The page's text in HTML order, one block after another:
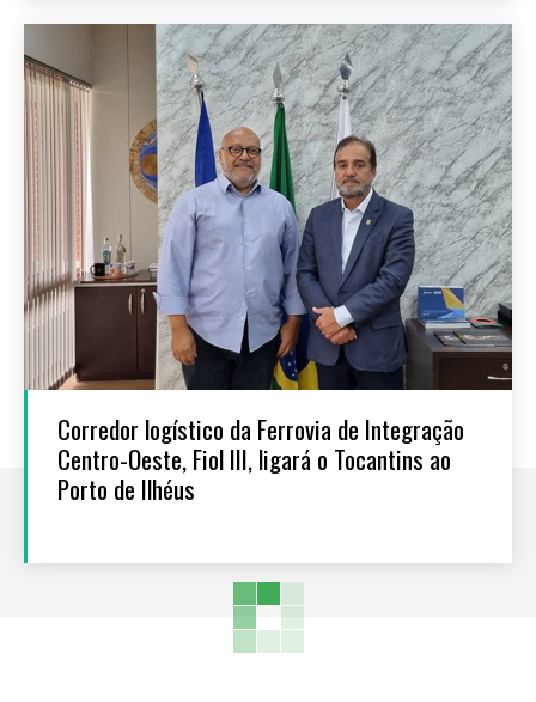
Corredor logístico da Ferrovia de Integração
Centro-Oeste, Fiol III, ligará o Tocantins ao
Porto de Ilhéus